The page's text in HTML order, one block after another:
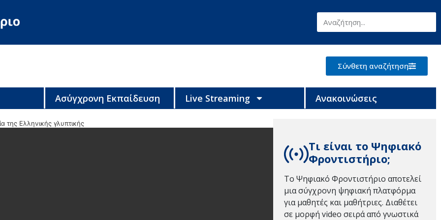
Σύνθετη αναζήτηση
Ασύγχρονη Εκπαίδευση Live Streaming Ανακοινώσεις
της Ελληνικής γλυπτικής
Τι είναι το Ψηφιακό
Φροντιστήριο;
Το Ψηφιακό Φροντιστήριο αποτελεί
μια σύγχρονη ψηφιακή πλατφόρμα
για μαθητές και μαθήτριες. Διαθέτει
σε μορφή video σειρά από γνωστικά